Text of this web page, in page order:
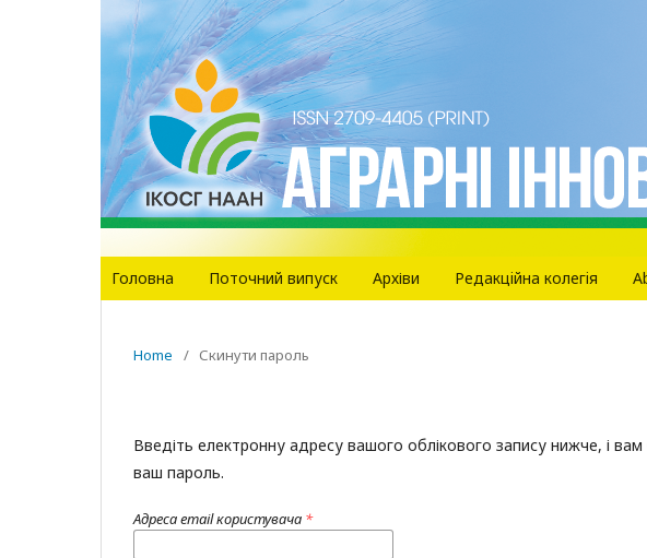
Головна Поточний випуск Архіви Редакцiйна колегiя
Home / Скинути пароль
Введіть електронну адресу вашого облікового запису нижче, і вам
ваш пароль.
Адреса email користувача *